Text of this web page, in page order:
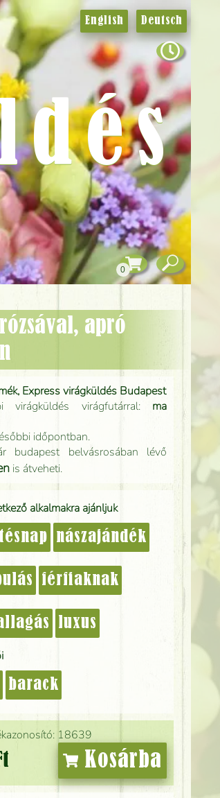
18639
Kosárba
Express virágküldés Budapest
virágküldés virágfutárral: ma
időpontban.
budapest belvásrosában lévő
is átveheti.
alkalmakra ajánljuk
nászajándék
férfiaknak
luxus
barack
English Deutsch
0